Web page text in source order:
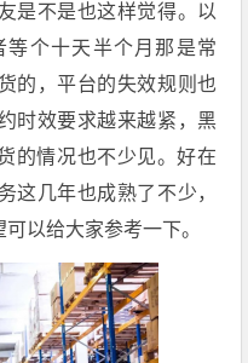
是不是也这样觉得。以
个十天半个月那是常
的，平台的失效规则也
时效要求越来越紧，黑
的情况也不少见。好在
这几年也成熟了不少，
以给大家参考一下。